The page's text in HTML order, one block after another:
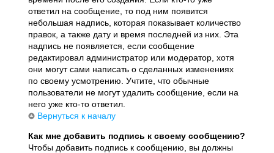
ответил на сообщение, то под ним появится
небольшая надпись, которая показывает количество
правок, а также дату и время последней из них. Эта
надпись не появляется, если сообщение
редактировал администратор или модератор, хотя
они могут сами написать о сделанных изменениях
по своему усмотрению. Учтите, что обычные
пользователи не могут удалить сообщение, если на
него уже кто-то ответил.
Вернуться к началу
Как мне добавить подпись к своему сообщению?
Чтобы добавить подпись к сообщению, вы должны